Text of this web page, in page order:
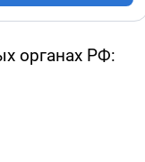
органах РФ: